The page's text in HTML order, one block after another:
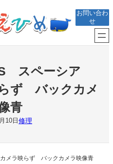
お問い合わ
せ
スペーシア
ず バックカメ
青
10日 修理
メラ映らず バックカメラ映像青